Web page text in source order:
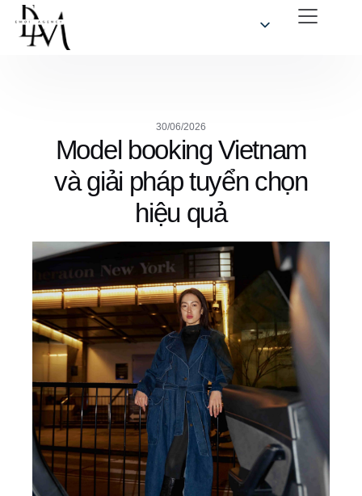
30/06/2026
Model booking Vietnam
và giải pháp tuyển chọn
hiệu quả